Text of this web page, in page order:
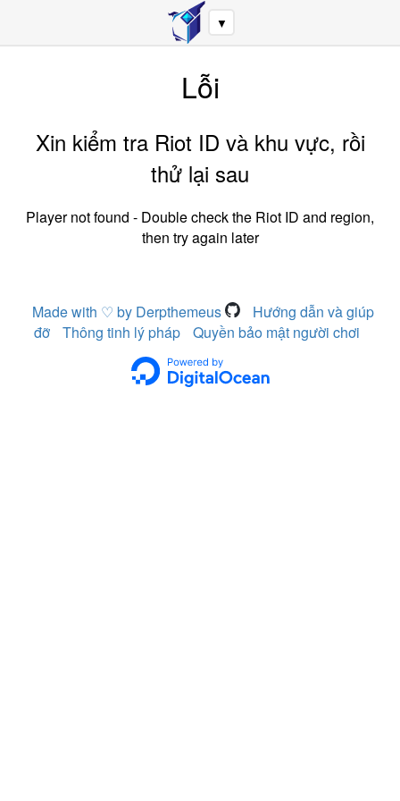
▼
Lỗi
Xin kiểm tra Riot ID và khu vực, rồi
thử lại sau
Player not found - Double check the Riot ID and region,
then try again later
Made with ♡ by Derpthemeus
Hướng dẫn và giúp
đỡ
Thông tinh lý pháp Quyền bảo mật người chơi